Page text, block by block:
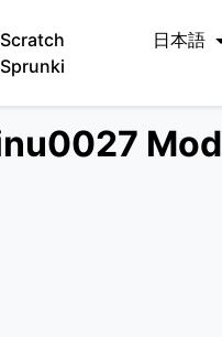
Scratch
Sprunki
日本語
Mod